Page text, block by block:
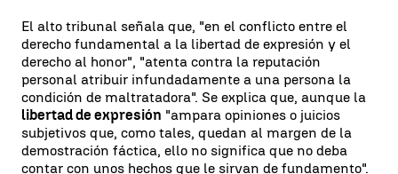
El alto tribunal señala que, "en el conflicto entre el
derecho fundamental a la libertad de expresión y el
derecho al honor", "atenta contra la reputación
personal atribuir infundadamente a una persona la
condición de maltratadora". Se explica que, aunque la
libertad de expresión "ampara opiniones o juicios
subjetivos que, como tales, quedan al margen de la
demostración fáctica, ello no significa que no deba
contar con unos hechos que le sirvan de fundamento".